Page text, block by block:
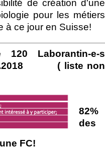
de création d'une
pour les métiers
à ce jour en Suisse!
Laborantin-e-s
( liste non
82%
des
FC!